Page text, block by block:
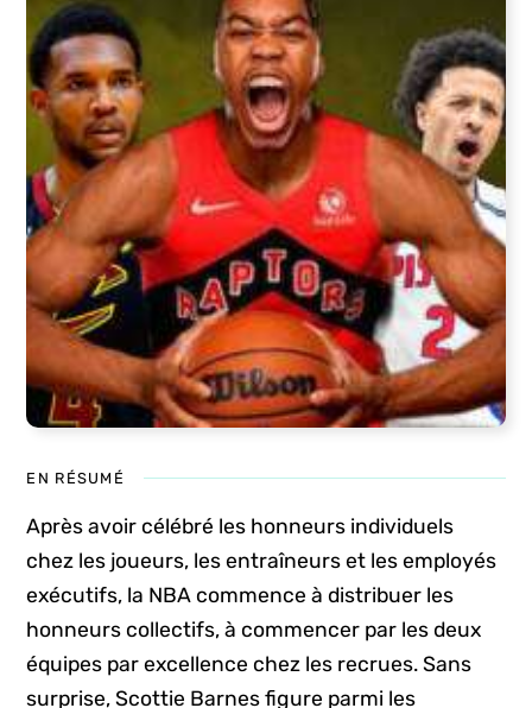
EN RÉSUMÉ
Après avoir célébré les honneurs individuels
chez les joueurs, les entraîneurs et les employés
exécutifs, la NBA commence à distribuer les
honneurs collectifs, à commencer par les deux
équipes par excellence chez les recrues. Sans
surprise, Scottie Barnes figure parmi les